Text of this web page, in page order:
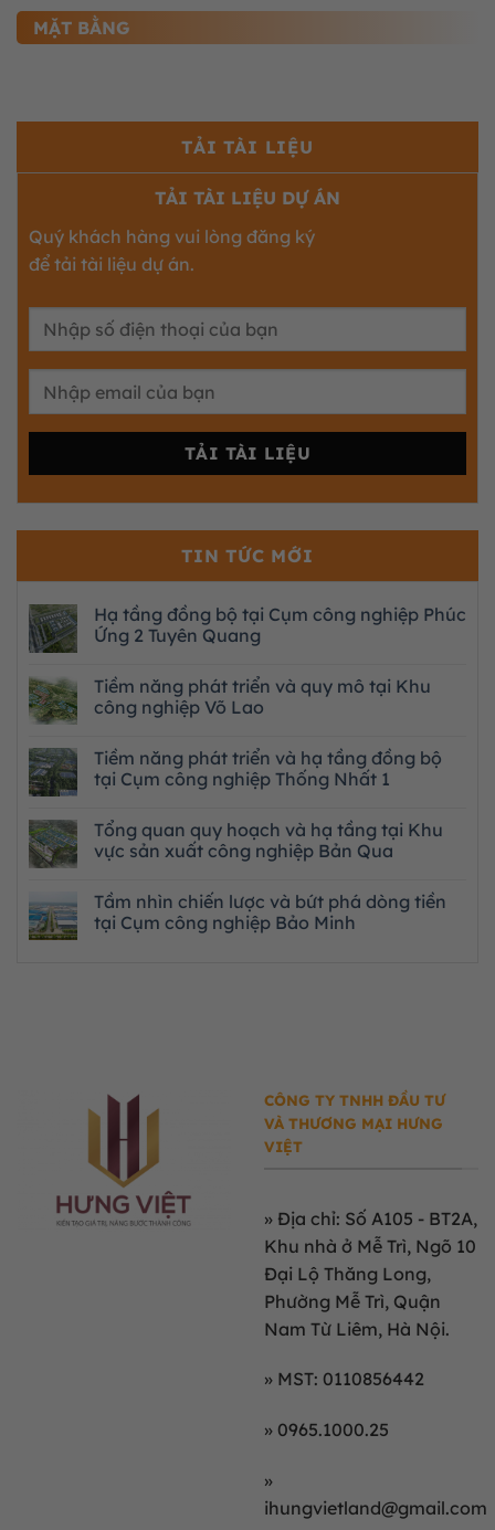
MẶT BẰNG
TẢI TÀI LIỆU
TẢI TÀI LIỆU DỰ ÁN
Quý khách hàng vui lòng đăng ký
để tải tài liệu dự án.
TIN TỨC MỚI
Hạ tầng đồng bộ tại Cụm công nghiệp Phúc
Ứng 2 Tuyên Quang
Tiềm năng phát triển và quy mô tại Khu
công nghiệp Võ Lao
Tiềm năng phát triển và hạ tầng đồng bộ
tại Cụm công nghiệp Thống Nhất 1
Tổng quan quy hoạch và hạ tầng tại Khu
vực sản xuất công nghiệp Bản Qua
Tầm nhìn chiến lược và bứt phá dòng tiền
tại Cụm công nghiệp Bảo Minh
CÔNG TY TNHH ĐẦU TƯ
VÀ THƯƠNG MẠI HƯNG
VIỆT
» Địa chỉ: Số A105 - BT2A,
Khu nhà ở Mễ Trì, Ngõ 10
Đại Lộ Thăng Long,
Phường Mễ Trì, Quận
Nam Từ Liêm, Hà Nội.
» MST: 0110856442
» 0965.1000.25
»
ihungvietland@gmail.com